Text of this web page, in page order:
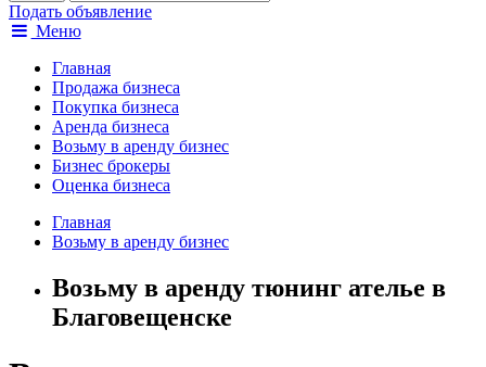
Подать объявление
Меню
Главная
Продажа бизнеса
Покупка бизнеса
Аренда бизнеса
Возьму в аренду бизнес
Бизнес брокеры
Оценка бизнеса
Главная
Возьму в аренду бизнес
Возьму в аренду тюнинг ателье в
Благовещенске